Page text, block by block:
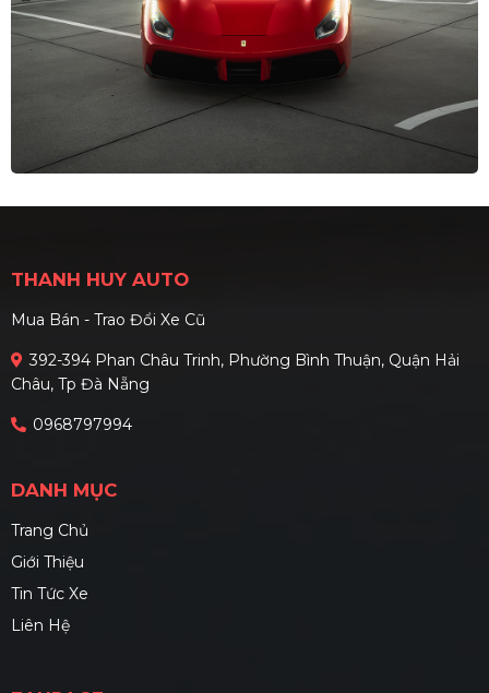
THANH HUY AUTO
Mua Bán - Trao Đổi Xe Cũ
392-394 Phan Châu Trinh, Phường Bình Thuận, Quận Hải
Châu, Tp Đà Nẵng
0968797994
DANH MỤC
Trang Chủ
Giới Thiệu
Tin Tức Xe
Liên Hệ